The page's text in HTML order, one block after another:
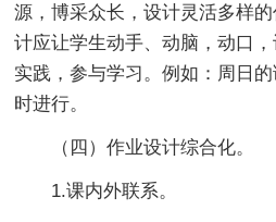
源，博采众长，设计灵活多样
计应让学生动手、动脑，动口
实践，参与学习。例如：周日的
时进行。
（四）作业设计综合化。
1.课内外联系。